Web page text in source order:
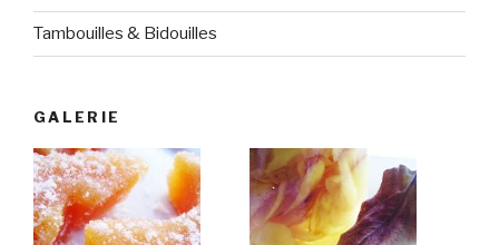
Tambouilles & Bidouilles
GALERIE